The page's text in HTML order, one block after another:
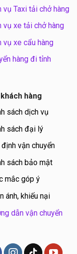
vụ Taxi tải chở hàng
vụ xe tải chở hàng
vụ xe cẩu hàng
hàng đi tỉnh
hàng
sách dịch vụ
sách đại lý
định vận chuyển
sách bảo mật
mắc góp ý
ánh, khiếu nại
dẫn vận chuyển